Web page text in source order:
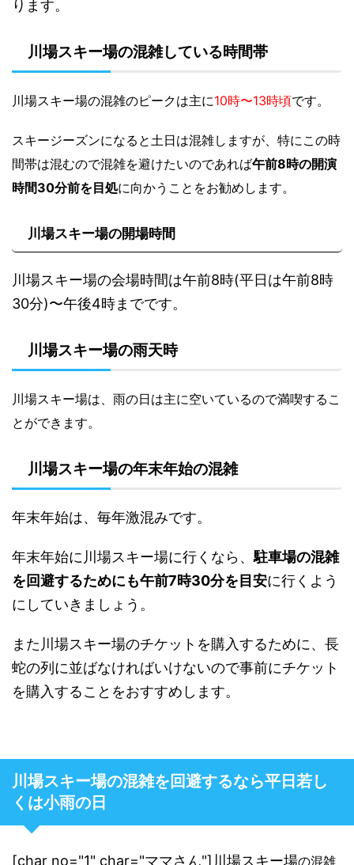
ります。
川場スキー場の混雑している時間帯
川場スキー場の混雑のピークは主に10時〜13時頃です。
スキージーズンになると土日は混雑しますが、特にこの時
間帯は混むので混雑を避けたいのであれば午前8時の開演
時間30分前を目処に向かうことをお勧めします。
川場スキー場の開場時間
川場スキー場の会場時間は午前8時(平日は午前8時
30分)〜午後4時までです。
川場スキー場の雨天時
川場スキー場は、雨の日は主に空いているので満喫するこ
とができます。
川場スキー場の年末年始の混雑
年末年始は、毎年激混みです。
年末年始に川場スキー場に行くなら、駐車場の混雑
を回避するためにも午前7時30分を目安に行くよう
にしていきましょう。
また川場スキー場のチケットを購入するために、長
蛇の列に並ばなければいけないので事前にチケット
を購入することをおすすめします。
川場スキー場の混雑を回避するなら平日若し
くは小雨の日
[char no="1" char="ママさん"]川場スキー場の混雑